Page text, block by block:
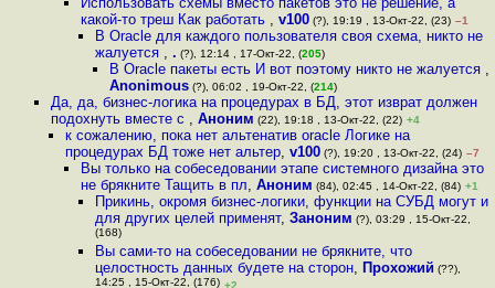
какой-то треш Как работать , v100(?), 19:19 , 13-Окт-22, (23) –1
В Oracle для каждого пользователя своя схема, никто не
жалуется , . (?), 12:14 , 17-Окт-22, (205)
В Oracle пакеты есть И вот поэтому никто не жалуется ,
Anonimous (?), 06:02 , 19-Окт-22, (214)
Да, да, бизнес-логика на процедурах в БД, этот изврат должен
подохнуть вместе с , Аноним (22), 19:18 , 13-Окт-22, (22) +4
к сожалению, пока нет альтенатив oracle Логике на
процедурах БД тоже нет альтер,v100 (?), 19:20 , 13-Окт-22, (24) –7
Вы только на собеседовании этапе системного дизайна это
не брякните Тащить в пл, Аноним (84), 02:45 , 14-Окт-22, (84) +1
Прикинь, окромя бизнес-логики, функции на СУБД могут и
для других целей применят, Заноним (?), 03:29 , 15-Окт-22,
(168)
Вы сами-то на собеседовании не брякните, что
целостность данных будете на сторон, Прохожий (??),
14:25 , 15-Окт-22, (176) +2